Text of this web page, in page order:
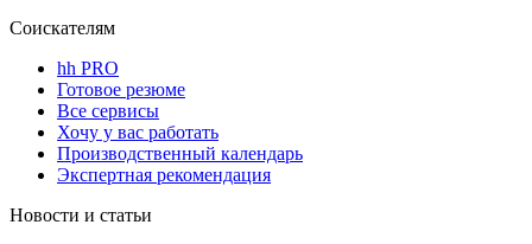
Соискателям
hh PRO
Готовое резюме
Все сервисы
Хочу у вас работать
Производственный календарь
Экспертная рекомендация
Новости и статьи